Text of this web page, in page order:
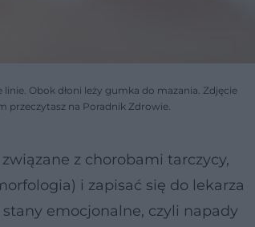
Obok dłoni leży gumka do mazania. Zdjęcie
przeczytasz na Poradnik Zdrowie.
z chorobami tarczycy,
i zapisać się do lekarza
emocjonalne, czyli napady